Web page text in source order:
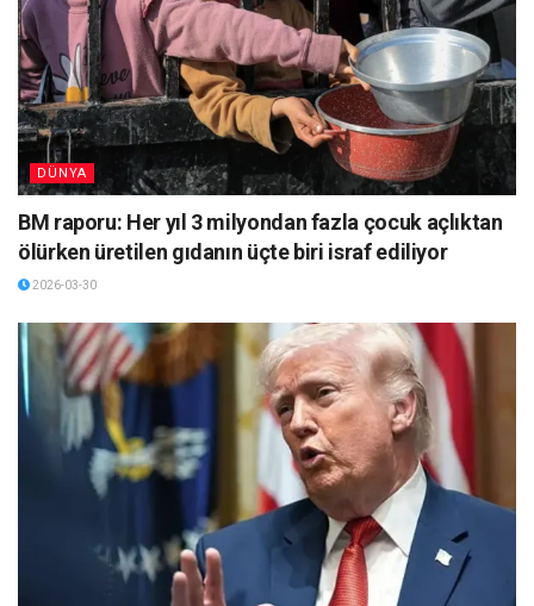
DÜNYA
BM raporu: Her yıl 3 milyondan fazla çocuk açlıktan
ölürken üretilen gıdanın üçte biri israf ediliyor
2026-03-30